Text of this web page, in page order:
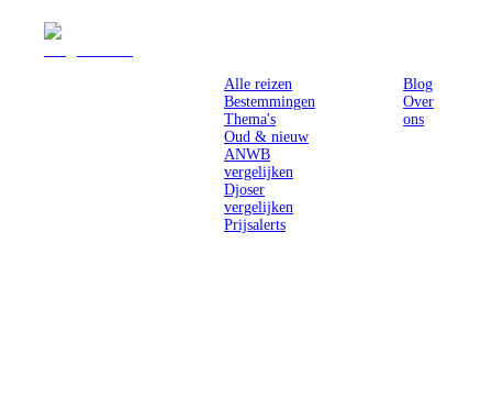
Alle reizen
Bestemmingen
Thema's
Oud & nieuw
ANWB
vergelijken
Djoser
vergelijken
Prijsalerts
Blog
Over
ons